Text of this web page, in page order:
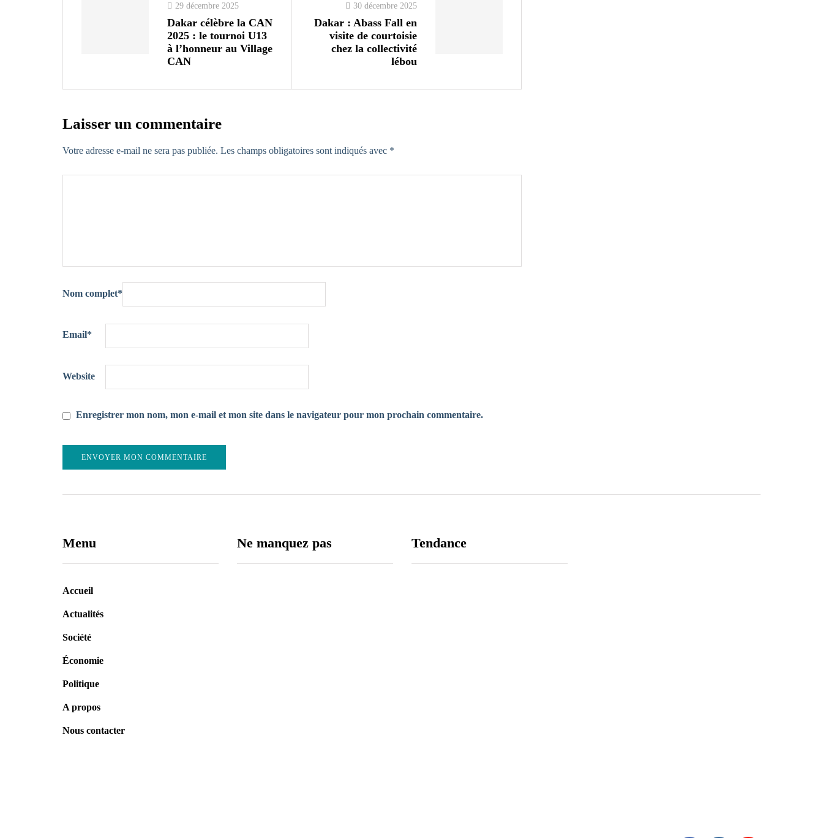
29 décembre 2025
Dakar célèbre la CAN
2025 : le tournoi U13
à l’honneur au Village
CAN
30 décembre 2025
Dakar : Abass Fall en
visite de courtoisie
chez la collectivité
lébou
Laisser un commentaire
Votre adresse e-mail ne sera pas publiée. Les champs obligatoires sont indiqués avec *
Nom complet*
Email*
Website
Enregistrer mon nom, mon e-mail et mon site dans le navigateur pour mon prochain commentaire.
Menu
Accueil
Actualités
Société
Économie
Politique
A propos
Nous contacter
Ne manquez pas Tendance